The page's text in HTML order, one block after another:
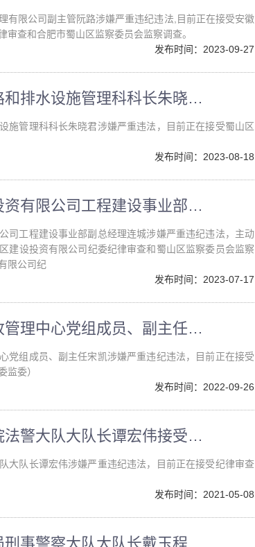
有限公司副主管阮路涉嫌严重违纪违法,目前正在接受安徽
审查和合肥市蜀山区监察委员会监察调查。
发布时间：2023-09-27
蜀山区市政管理处道路和排水设施管理科科长朱晓君接受监察调查
施管理科科长朱晓君涉嫌严重违法，目前正在接受蜀山区
发布时间：2023-08-18
合肥市滨湖新区建设投资有限公司工程建设事业部副总经理连城接受纪律审查和监察调查
司工程建设事业部副总经理连城涉嫌严重违纪违法，主动
建设投资有限公司纪委纪律审查和蜀山区监察委员会监察
限公司纪
发布时间：2023-07-17
合肥市蜀山区房屋征收管理中心党组成员、副主任宋凯接受纪律审查和监察调查
党组成员、副主任宋凯涉嫌严重违纪违法，目前正在接受
监委）
发布时间：2022-09-26
合肥市蜀山区人民法院法警大队大队长谭宏伟接受纪律审查和监察调查
大队长谭宏伟涉嫌严重违纪违法，目前正在接受纪律审查
发布时间：2021-05-08